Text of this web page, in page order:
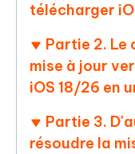
télécharger
Partie 2. Le
mise à jour
iOS 18/26 en
Partie 3.
résoudre la